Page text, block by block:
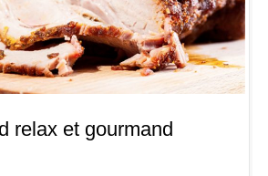
relax et gourmand